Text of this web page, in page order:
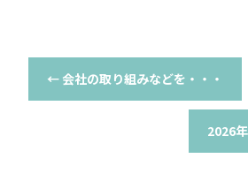
← 会社の取り組みなどを・・・
2026